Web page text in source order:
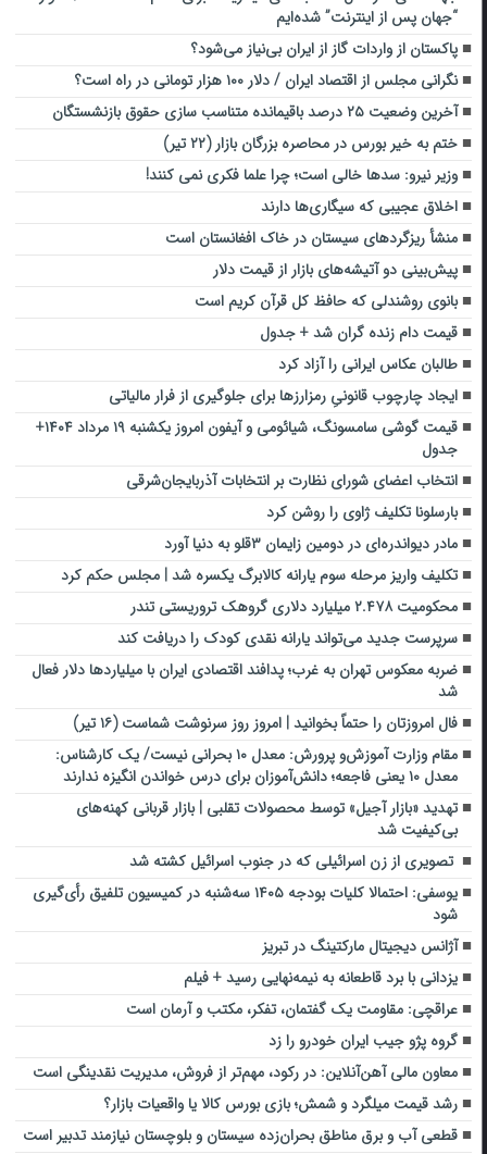
“جهان پس از اینترنت” شده‌ایم
پاکستان از واردات گاز از ایران بی‌نیاز می‌شود؟
نگرانی مجلس از اقتصاد ایران / دلار ۱۰۰ هزار تومانی در راه است؟
آخرین وضعیت ۲۵ درصد باقیمانده متناسب سازی حقوق بازنشستگان
ختم به خیر بورس در محاصره بزرگان بازار (۲۲ تیر)
وزیر نیرو: سدها خالی است؛ چرا علما فکری نمی کنند!
اخلاق عجیبی که سیگاری‌ها دارند
منشأ ریزگردهای سیستان در خاک افغانستان است
پیش‌بینی دو آتیشه‌های بازار از قیمت دلار
بانوی روشندلی که حافظ کل قرآن کریم است
قیمت دام زنده گران شد + جدول
طالبان عکاس ایرانی را آزاد کرد
ایجاد چارچوب قانونیِ رمزارزها برای جلوگیری از فرار مالیاتی
قیمت گوشی سامسونگ، شیائومی و آیفون امروز یکشنبه ۱۹ مرداد ۱۴۰۴+
جدول
انتخاب اعضای شورای نظارت بر انتخابات آذربایجان‌شرقی
بارسلونا تکلیف ژاوی را روشن کرد
مادر دیواندره‌ای در دومین زایمان ۳قلو به دنیا آورد
تکلیف واریز مرحله سوم یارانه کالابرگ یکسره شد | مجلس حکم کرد
محکومیت ۲.۴۷۸ میلیارد دلاری گروهک تروریستی تندر
سرپرست جدید می‌تواند یارانه نقدی کودک را دریافت کند
ضربه معکوس تهران به غرب؛ پدافند اقتصادی ایران با میلیاردها دلار فعال
شد
فال امروزتان را حتماً بخوانید | امروز روز سرنوشت شماست (۱۶ تیر)
مقام وزارت آموزش‌و پرورش: معدل ۱۰ بحرانی نیست/ یک کارشناس:
معدل ۱۰ یعنی فاجعه؛ دانش‌آموزان برای درس خواندن انگیزه ندارند
تهدید «بازار آجیل» توسط محصولات تقلبی | بازار قربانی کهنه‌های
بی‌کیفیت شد
تصویری از زن اسرائیلی که در جنوب اسرائیل کشته شد
یوسفی: احتمالا کلیات بودجه ۱۴۰۵ سه‌شنبه در کمیسیون تلفیق رأی‌گیری
شود
آژانس دیجیتال مارکتینگ در تبریز
یزدانی با برد قاطعانه به نیمه‌نهایی رسید + فیلم
عراقچی: مقاومت یک گفتمان، تفکر، مکتب و آرمان است
گروه پژو جیب ایران خودرو را زد
معاون مالی آهن‌آنلاین: در رکود، مهم‌تر از فروش، مدیریت نقدینگی است
رشد قیمت میلگرد و شمش؛ بازی بورس کالا یا واقعیات بازار؟
قطعی آب و برق مناطق بحران‌زده سیستان و بلوچستان نیازمند تدبیر است